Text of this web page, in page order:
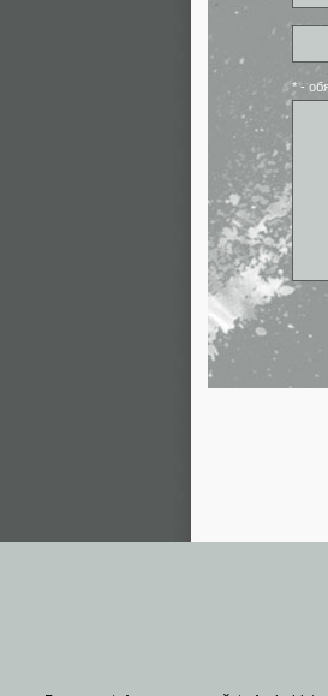
* -